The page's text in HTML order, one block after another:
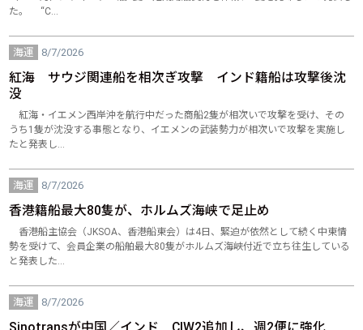
た。 “C…
海運 8/7/2026
紅海 サウジ関連船を相次ぎ攻撃 インド籍船は攻撃後沈
没
紅海・イエメン西岸沖を航行中だった商船2隻が相次いで攻撃を受け、その
うち1隻が沈没する事態となり、イエメンの武装勢力が相次いで攻撃を実施し
たと発表し…
海運 8/7/2026
香港籍船最大80隻が、ホルムズ海峡で足止め
香港船主協会（JKSOA、香港船東会）は4日、緊迫が依然として続く中東情
勢を受けて、会員企業の船舶最大80隻がホルムズ海峡付近で立ち往生している
と発表した…
海運 8/7/2026